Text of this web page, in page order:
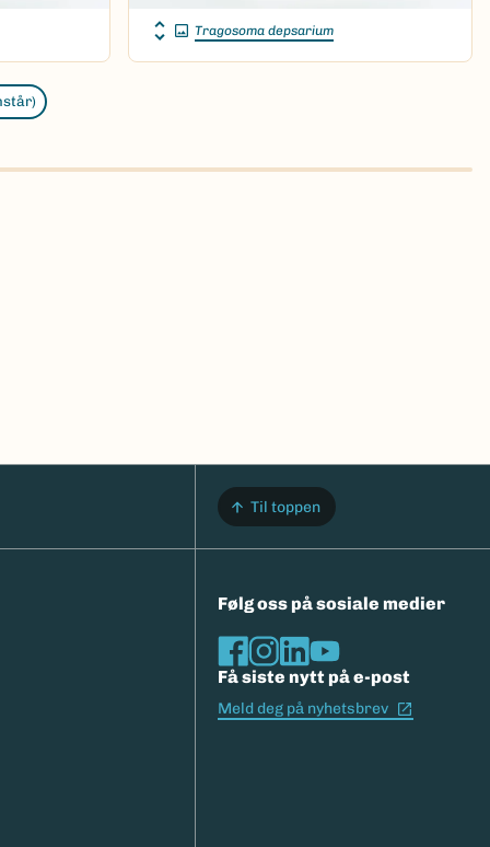
Tragosoma depsarium
Til toppen
Følg oss på sosiale medier
Få siste nytt på e-post
Meld deg på nyhetsbrev